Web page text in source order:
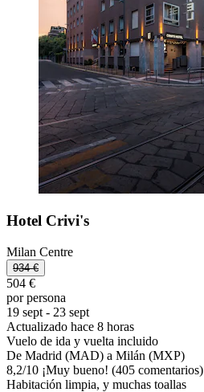
Hotel Crivi's
Milan Centre
934 €
504 €
por persona
19 sept - 23 sept
Actualizado hace 8 horas
Vuelo de ida y vuelta incluido
De Madrid (MAD) a Milán (MXP)
8,2/10 ¡Muy bueno! (405 comentarios)
Habitación limpia, y muchas toallas